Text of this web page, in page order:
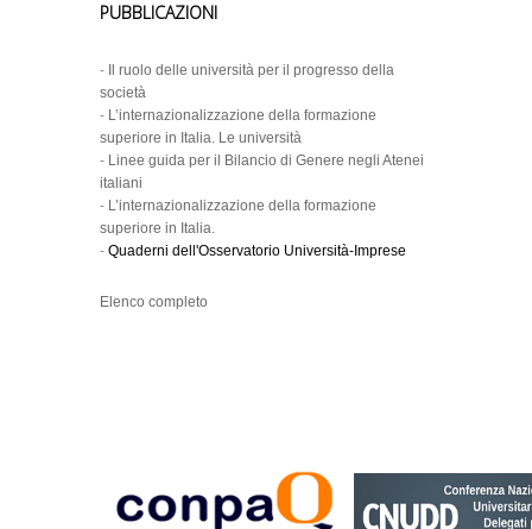
PUBBLICAZIONI
-
Il ruolo delle università per il progresso della
società
- L’internazionalizzazione della formazione
superiore in Italia. Le università
- Linee guida per il Bilancio di Genere negli Atenei
italiani
- L’internazionalizzazione della formazione
superiore in Italia.
- Quaderni dell'Osservatorio Università-Imprese
Elenco completo